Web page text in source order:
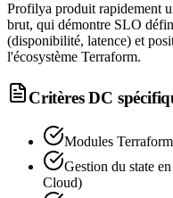
Profilya produit rapidement
brut, qui démontre SLO
(disponibilité, latence) et
l'écosystème Terraform.
Critères DC
Modules
Gestion du state
Cloud)